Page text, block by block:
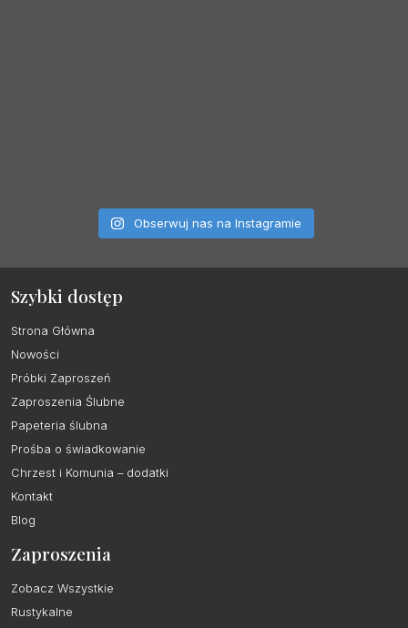
Obserwuj nas na Instagramie
Szybki dostęp
Strona Główna
Nowości
Próbki Zaproszeń
Zaproszenia Ślubne
Papeteria ślubna
Prośba o świadkowanie
Chrzest i Komunia – dodatki
Kontakt
Blog
Zaproszenia
Zobacz Wszystkie
Rustykalne